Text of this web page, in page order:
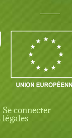
menu
Se connecter